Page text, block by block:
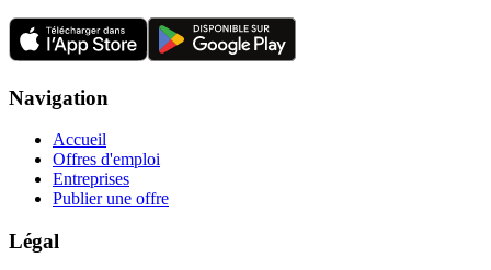
Navigation
Accueil
Offres d'emploi
Entreprises
Publier une offre
Légal